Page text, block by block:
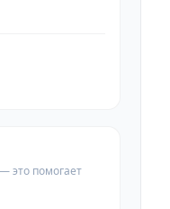
это помогает